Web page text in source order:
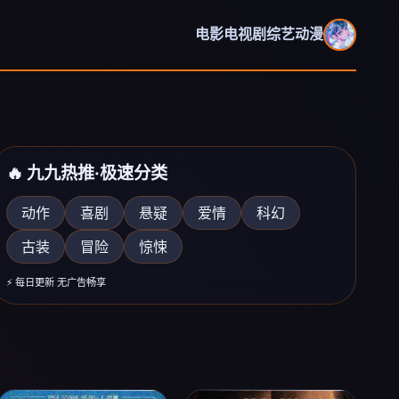
电影电视剧综艺动漫
欢乐喜剧人2026》
🔥 九九热推·极速分类
动作 喜剧 悬疑 爱情
科幻
古装
冒险 惊悚
⚡ 每日更新 无广告畅享